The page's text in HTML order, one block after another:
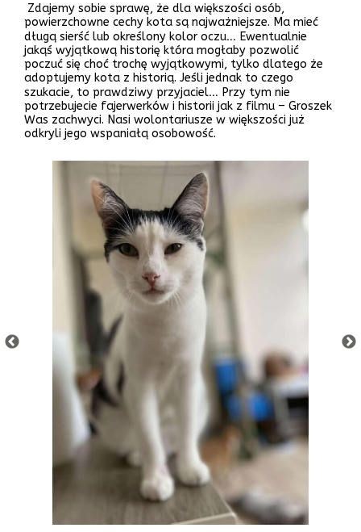
Zdajemy sobie sprawę, że dla większości osób,
powierzchowne cechy kota są najważniejsze. Ma mieć
długą sierść lub określony kolor oczu… Ewentualnie
jakąś wyjątkową historię która mogłaby pozwolić
poczuć się choć trochę wyjątkowymi, tylko dlatego że
adoptujemy kota z historią. Jeśli jednak to czego
szukacie, to prawdziwy przyjaciel… Przy tym nie
potrzebujecie fajerwerków i historii jak z filmu – Groszek
Was zachwyci. Nasi wolontariusze w większości już
odkryli jego wspaniałą osobowość.